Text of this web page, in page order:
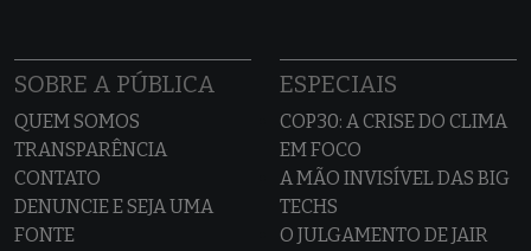
SOBRE A PÚBLICA
QUEM SOMOS
TRANSPARÊNCIA
CONTATO
DENUNCIE E SEJA UMA
FONTE
ESPECIAIS
COP30: A CRISE DO CLIMA
EM FOCO
A MÃO INVISÍVEL DAS BIG
TECHS
O JULGAMENTO DE JAIR